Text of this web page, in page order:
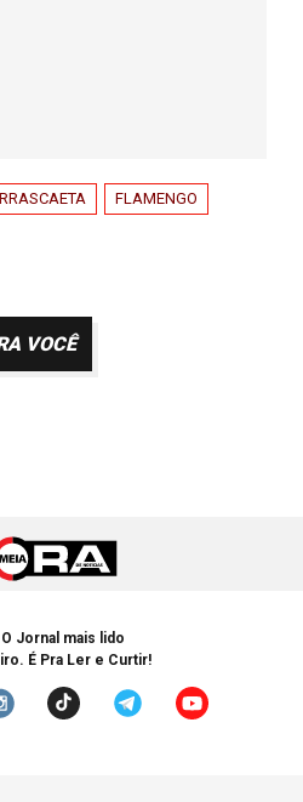
FLAMENGO
VOCÊ
Jornal mais lido
É Pra Ler e Curtir!